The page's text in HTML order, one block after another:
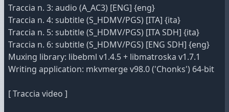
Traccia n. 3: audio (A_AC3) [ENG] {eng}
Traccia n. 4: subtitle (S_HDMV/PGS) [ITA] {ita}
Traccia n. 5: subtitle (S_HDMV/PGS) [ITA SDH] {ita}
Traccia n. 6: subtitle (S_HDMV/PGS) [ENG SDH] {eng}
Muxing library: libebml v1.4.5 + libmatroska v1.7.1
Writing application: mkvmerge v98.0 ('Chonks') 64-bit
[ Traccia video ]